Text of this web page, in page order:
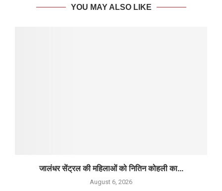
YOU MAY ALSO LIKE
जालंधर सेंट्रल की महिलाओं को नितिन कोहली का...
August 6, 2026